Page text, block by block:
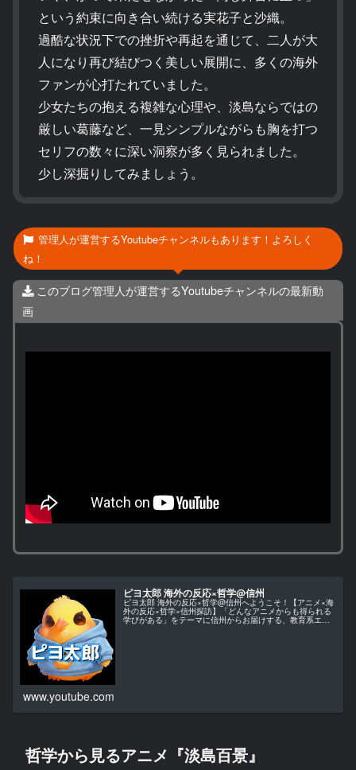
という約束に向き合い続ける実花子と沙織。
過酷な状況下での挫折や再起を通じて、二人が大
人になり再び結びつく美しい展開に、多くの海外
ファンが心打たれていました。
少女たちの抱える複雑な心理や、淡島ならではの
厳しい葛藤など、一見シンプルながらも胸を打つ
セリフの数々に深い洞察が多く見られました。
少し深掘りしてみましょう。
管理人が運営するYoutubeチャンネルもあります！よろしく
ね！
このブログ管理人が運営するYoutubeチャンネルの最新動
画
ピヨ太郎 海外の反応×哲学@信州
ピヨ太郎 海外の反応×哲学@信州へようこそ！【アニメ×海
外の反応×哲学×信州探訪】「どんなアニメからも得られる
学びがある」をテーマに信州からお届けする、教育系エン
ターテインメント・チャンネルです。当チャンネルでは、
www.youtube.com
哲学から見るアニメ『淡島百景』